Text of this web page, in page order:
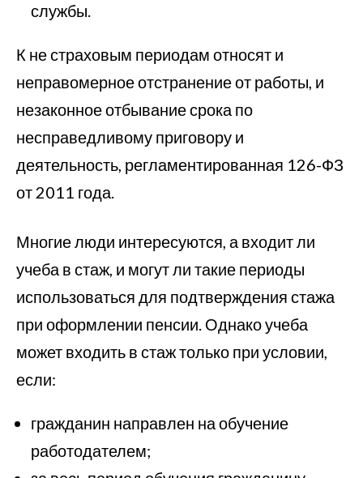
службы.
К не страховым периодам относят и
неправомерное отстранение от работы, и
незаконное отбывание срока по
несправедливому приговору и
деятельность, регламентированная 126-ФЗ
от 2011 года.
Многие люди интересуются, а входит ли
учеба в стаж, и могут ли такие периоды
использоваться для подтверждения стажа
при оформлении пенсии. Однако учеба
может входить в стаж только при условии,
если:
гражданин направлен на обучение
работодателем;